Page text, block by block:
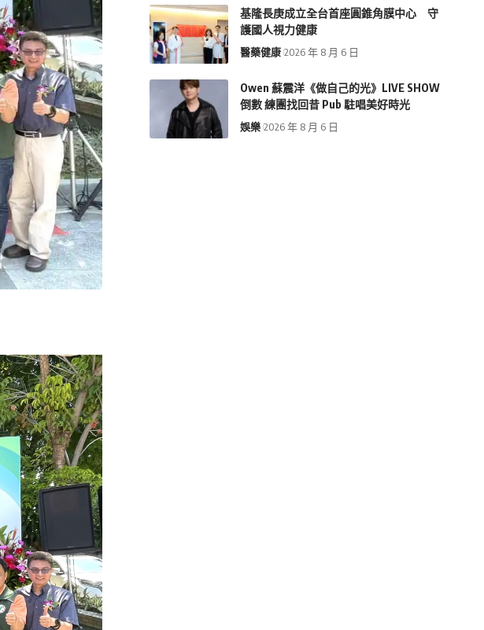
基隆長庚成立全台首座圓錐角膜中心 守
護國人視力健康
醫藥健康 2026 年 8 月 6 日
Owen 蘇震洋《做自己的光》LIVE SHOW
倒數 練團找回昔 Pub 駐唱美好時光
娛樂 2026 年 8 月 6 日